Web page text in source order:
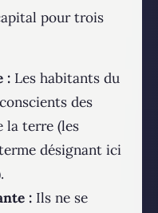
pour trois
: Les habitants du
des
la terre (les
désignant ici
: Ils ne se